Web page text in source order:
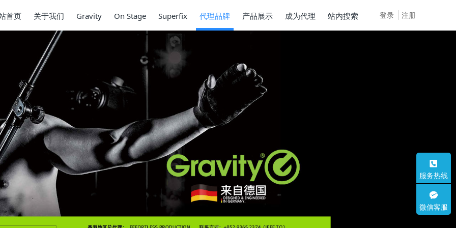
登录 注册
首页 关于我们 Gravity On Stage Superfix 代理品牌 产品展示 成为代理 站内搜索
服务热线
微信客服